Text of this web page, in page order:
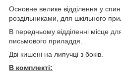
Основне велике відділення у
роздільниками, для шкільного
В передньому відділенні місце
письмового приладдя.
Дві кишені на липучці з боків.
В комплекті: